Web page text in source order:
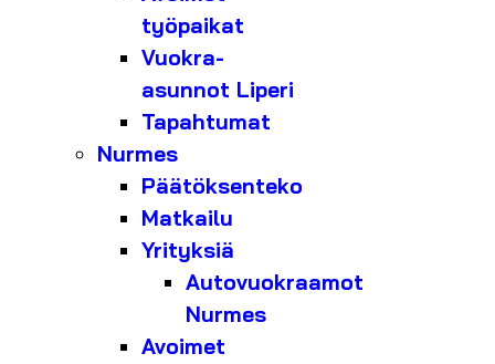
työpaikat
Vuokra-
asunnot Liperi
Tapahtumat
Nurmes
Päätöksenteko
Matkailu
Yrityksiä
Autovuokraamot
Nurmes
Avoimet